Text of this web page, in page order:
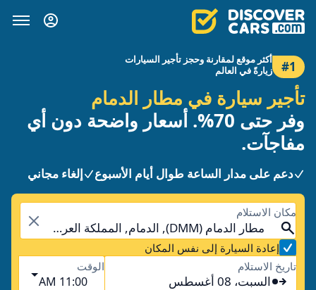
#1
أكثر موقع لمقارنة وحجز تأجير السيارات
زيارةً في العالم
تأجير سيارة في مطار الدمام
وفر حتى 70%. أسعار واضحة دون أي
مفاجآت.
دعم على مدار الساعة طوال أيام الأسبوع إلغاء مجاني
مكان الاستلام
مطار الدمام (DMM), الدمام, المملكة العربية السعودية
إعادة السيارة إلى نفس المكان
تاريخ الاستلام
السبت، 08 أغسطس
الوقت
11:00 AM